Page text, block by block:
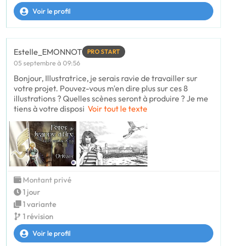
Voir le profil
Estelle_EMONNOT PRO START
05 septembre à 09:56
Bonjour, Illustratrice, je serais ravie de travailler sur
votre projet. Pouvez-vous m'en dire plus sur ces 8
illustrations ? Quelles scènes seront à produire ? Je me
tiens à votre disposi Voir tout le texte
Montant privé
1 jour
1 variante
1 révision
Voir le profil